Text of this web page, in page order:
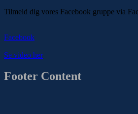
Tilmeld dig vores Facebook gruppe via
Facebook
Se video her
Footer Content